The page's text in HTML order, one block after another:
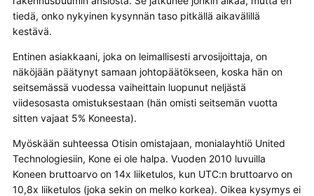
tiedä, onko nykyinen kysynnän taso pitkällä aikavälillä
kestävä.
Entinen asiakkaani, joka on leimallisesti arvosijoittaja, on
näköjään päätynyt samaan johtopäätökseen, koska hän on
seitsemässä vuodessa vaiheittain luopunut neljästä
viidesosasta omistuksestaan (hän omisti seitsemän vuotta
sitten vajaat 5% Koneesta).
Myöskään suhteessa Otisin omistajaan, monialayhtiö United
Technologiesiin, Kone ei ole halpa. Vuoden 2010 luvuilla
Koneen bruttoarvo on 14x liiketulos, kun UTC:n bruttoarvo on
10,8x liiketulos (joka sekin on melko korkea). Oikea kysymys ei